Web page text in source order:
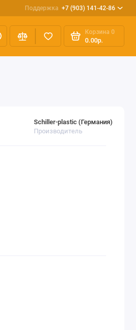
Поддержка +7 (903) 141-42-86
Корзина 0
0.00р.
Schiller-plastic (Германия)
Производитель